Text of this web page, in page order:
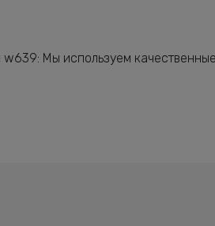
Мы используем